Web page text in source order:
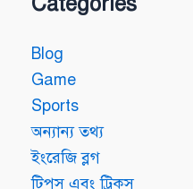
Blog
Game
Sports
অন্যান্য তথ্য
ইংরেজি ব্লগ
টিপস এবং ট্রিকস